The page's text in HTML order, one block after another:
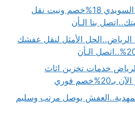
ونيت نقل عفش حي السويدي 18%خصم ونيت نقل
بنا الـأن
الأمثل لنقل عفشك
خدمات تخزين اثاث
يوصل مرتب وسليم